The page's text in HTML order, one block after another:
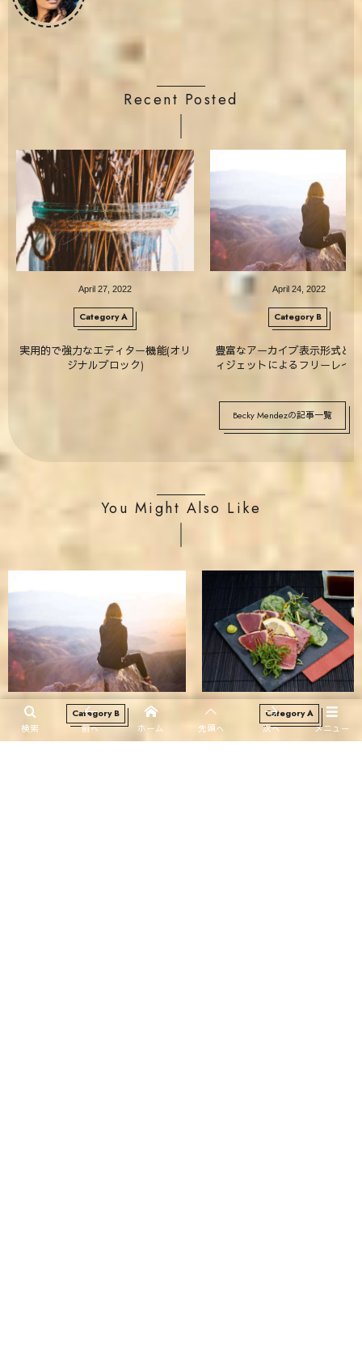
Recent Posted
April 27 2022
Category A
実用的で強力なエディター機能(オリ
ジナルブロック)
April 24 2022
Category B
豊富なアーカイブ表示形式と
ィジェットによるフリーレイ
Becky Mendezの記事一覧
You Might Also Like
Category B Category A
メニュー
検索 前へ ホーム 先頭へ 次へ